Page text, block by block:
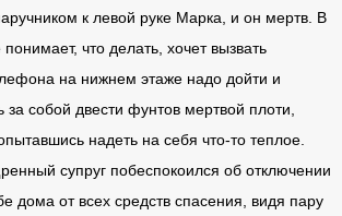
к левой руке Марка, и он мертв. В
что делать, хочет вызвать
на нижнем этаже надо дойти и
за собой двести фунтов мертвой плоти,
надеть на себя что-то теплое.
супруг побеспокоился об отключении
дома от всех средств спасения, видя пару